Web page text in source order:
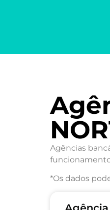
Agências
*Os dados